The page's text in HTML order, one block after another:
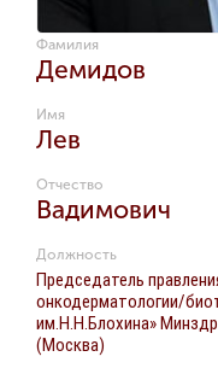
Фамилия
Демидов
Имя
Лев
Отчество
Вадимович
Должность
Председатель
онкодерматологии/
им.Н.Н.Блохина»
(Москва)